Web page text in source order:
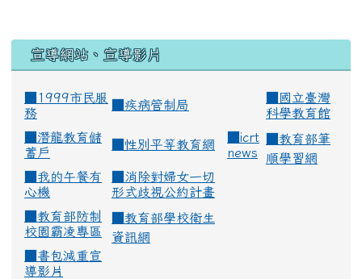
宣導網站、宣導影片
■1999市民服
務
疾病管制局
國立臺灣
科學教育館
潛龍教育儲
蓄戶
性別平等教育網
icrt
news
教育部筆
順學習網
我的午餐有
心機
消除對婦女一切
形式歧視公約計畫
教育部防制
校園霸凌專區
教育部學校衛生
資訊網
書包減重宣
導影片